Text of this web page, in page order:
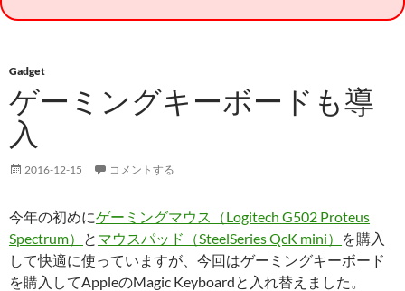
Gadget
ゲーミングキーボードも導
入
2016-12-15 コメントする
今年の初めにゲーミングマウス（Logitech G502 Proteus
Spectrum）
と マウスパッド（SteelSeries QcK mini）
を購入
して快適に使っていますが、今回はゲーミングキーボード
を購入してAppleのMagic Keyboardと入れ替えました。